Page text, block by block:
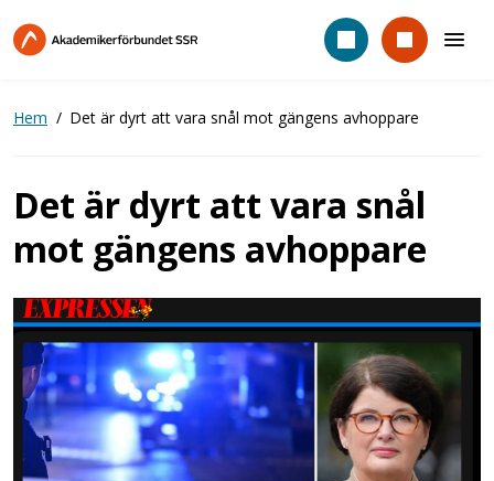
till
Hem Det är dyrt att vara snål mot gängens avhoppare
Det är dyrt att vara snål
mot gängens avhoppare